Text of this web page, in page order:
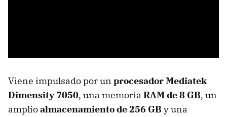
Viene impulsado por un procesador Mediatek
Dimensity 7050, una memoria RAM de 8 GB, un
amplioalmacenamiento de 256 GB y una